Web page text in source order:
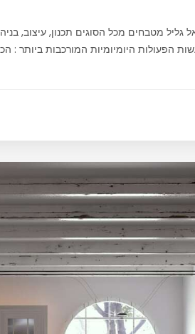
גליל מטבחים מכל הסוגים תכנון,
הפעולות היומיומיות המורכבות ביותר :